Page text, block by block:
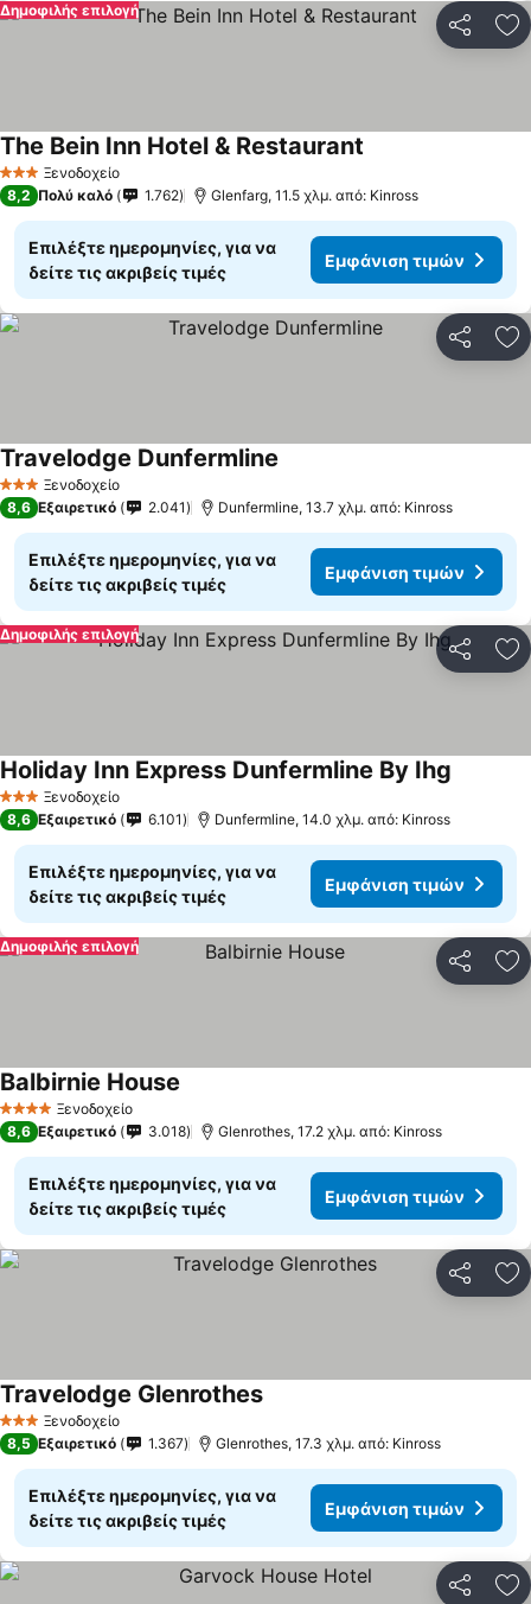
Δημοφιλής επιλογή
3 ΑστέριαΞενοδοχείο
The Bein Inn Hotel & Restaurant
8,2 Πολύ καλό 1.762 Glenfarg, 11.5 χλμ. από: Kinross
Επιλέξτε ημερομηνίες, για να
δείτε τις ακριβείς τιμές
Εμφάνιση τιμών
3 ΑστέριαΞενοδοχείο
Travelodge Dunfermline
8,6 Εξαιρετικό 2.041 Dunfermline, 13.7 χλμ. από: Kinross
Επιλέξτε ημερομηνίες, για να
δείτε τις ακριβείς τιμές
Εμφάνιση τιμών
Δημοφιλής επιλογή
3 ΑστέριαΞενοδοχείο
Holiday Inn Express Dunfermline By Ihg
8,6 Εξαιρετικό 6.101 Dunfermline, 14.0 χλμ. από: Kinross
Επιλέξτε ημερομηνίες, για να
δείτε τις ακριβείς τιμές
Εμφάνιση τιμών
Δημοφιλής επιλογή
4 ΑστέριαΞενοδοχείο
Balbirnie House
8,6 Εξαιρετικό 3.018 Glenrothes, 17.2 χλμ. από: Kinross
Επιλέξτε ημερομηνίες, για να
δείτε τις ακριβείς τιμές
Εμφάνιση τιμών
3 ΑστέριαΞενοδοχείο
Travelodge Glenrothes
8,5 Εξαιρετικό 1.367 Glenrothes, 17.3 χλμ. από: Kinross
Επιλέξτε ημερομηνίες, για να
δείτε τις ακριβείς τιμές
Εμφάνιση τιμών